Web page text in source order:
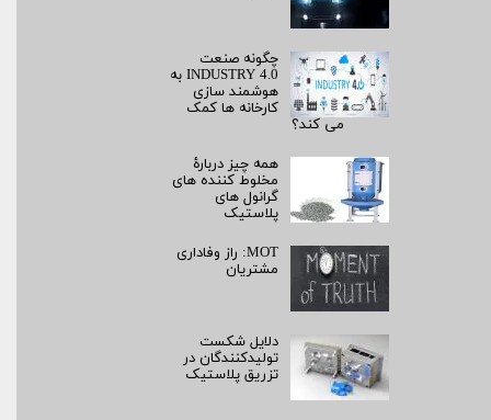
چگونه صنعت
INDUSTRY 4.0 به
هوشمند سازی
کارخانه ها کمک
می کند؟
همه چیز دربارۀ
مخلوط کننده های
گرانول های
پلاستیک
MOT: راز وفاداری
مشتریان
دلایل شکست
تولیدکنندگان در
تزریق پلاستیک